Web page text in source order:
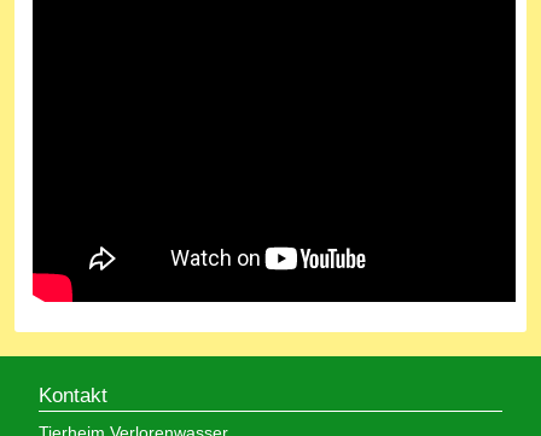
Kontakt